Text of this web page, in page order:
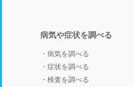
病気や症状を調べる
病気を調べる
症状を調べる
検査を調べる